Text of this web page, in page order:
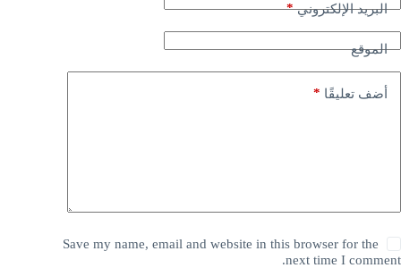
البريد الإلكتروني*
الموقع
أضف تعليقًا *
Save my name, email and website in this browser for the
next time I comment.